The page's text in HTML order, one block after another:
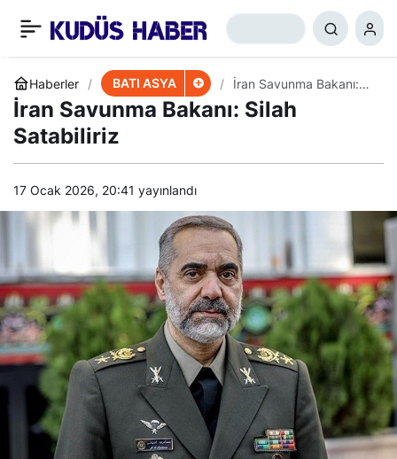
Haberler BATI ASYA
İran Savunma Bakanı:
Silah Satabiliriz
İran Savunma Bakanı: Silah
Satabiliriz
17 Ocak 2026, 20:41 yayınlandı
Filistin’in Simge İsimleri
Ödüllendirildi
+ 0 Paylaş